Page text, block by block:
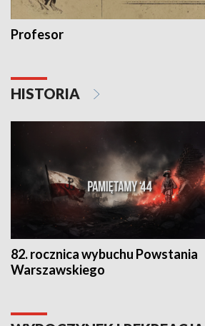
Profesor
HISTORIA
82. rocznica wybuchu Powstania
Warszawskiego